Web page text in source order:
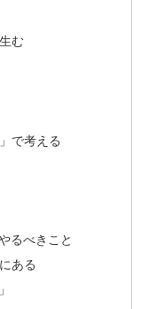
む
で考える
るべきこと
ある